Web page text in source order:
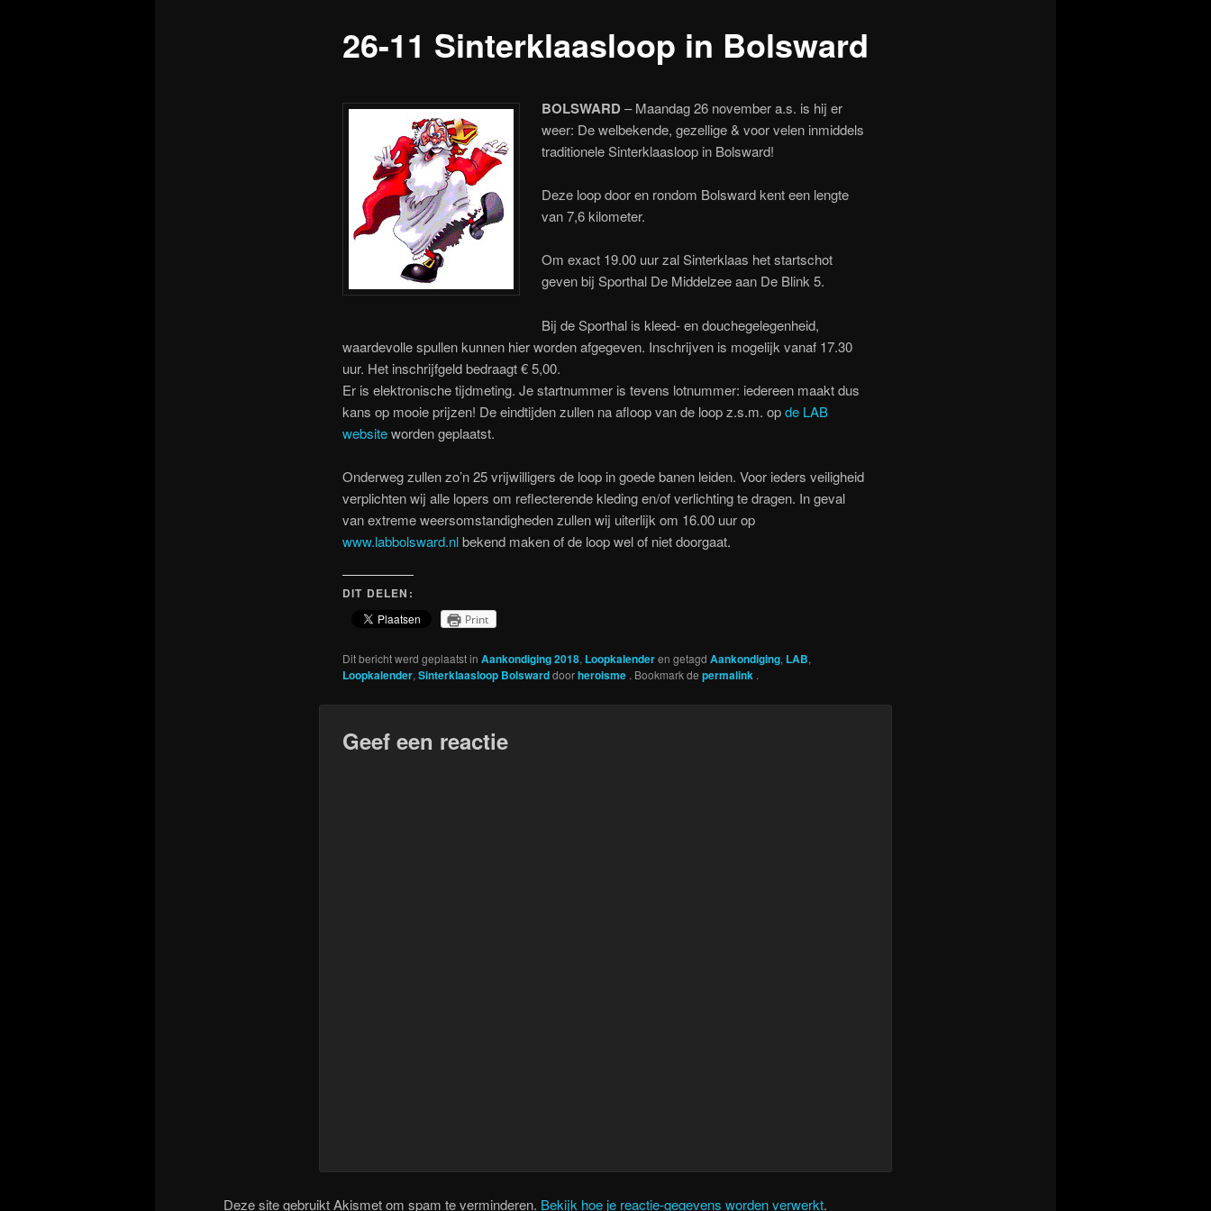
26-11 Sinterklaasloop in Bolsward
BOLSWARD– Maandag 26 november a.s. is hij er
weer: De welbekende, gezellige & voor velen inmiddels
traditionele Sinterklaasloop in Bolsward!
Deze loop door en rondom Bolsward kent een lengte
van 7,6 kilometer.
Om exact 19.00 uur zal Sinterklaas het startschot
geven bij Sporthal De Middelzee aan De Blink 5.
Bij de Sporthal is kleed- en douchegelegenheid,
waardevolle spullen kunnen hier worden afgegeven. Inschrijven is mogelijk vanaf 17.30
uur. Het inschrijfgeld bedraagt € 5,00.
Er is elektronische tijdmeting. Je startnummer is tevens lotnummer: iedereen maakt dus
kans op mooie prijzen! De eindtijden zullen na afloop van de loop z.s.m. opde LAB
websiteworden geplaatst.
Onderweg zullen zo’n 25 vrijwilligers de loop in goede banen leiden. Voor ieders veiligheid
verplichten wij alle lopers om reflecterende kleding en/of verlichting te dragen. In geval
van extreme weersomstandigheden zullen wij uiterlijk om 16.00 uur op
www.labbolsward.nlbekend maken of de loop wel of niet doorgaat.
DIT DELEN:
Print
Dit bericht werd geplaatst in Aankondiging 2018, Loopkalenderen getagd Aankondiging, LAB,
Loopkalender, Sinterklaasloop Bolswarddoorheroisme . Bookmark de permalink .
Geef een reactie
Deze site gebruikt Akismet om spam te verminderen. Bekijk hoe je reactie-gegevens worden verwerkt.